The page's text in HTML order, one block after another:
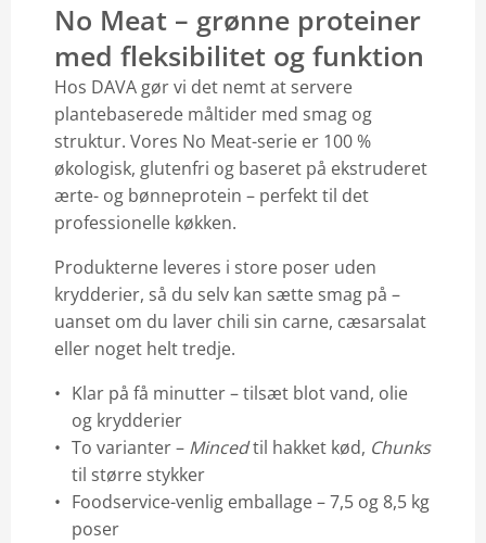
No Meat – grønne proteiner
med fleksibilitet og funktion
Hos DAVA gør vi det nemt at servere
plantebaserede måltider med smag og
struktur. Vores No Meat-serie er 100 %
økologisk, glutenfri og baseret på ekstruderet
ærte- og bønneprotein – perfekt til det
professionelle køkken.
Produkterne leveres i store poser uden
krydderier, så du selv kan sætte smag på –
uanset om du laver chili sin carne, cæsarsalat
eller noget helt tredje.
Klar på få minutter – tilsæt blot vand, olie
og krydderier
To varianter – Mincedtil hakket kød, Chunks
til større stykker
Foodservice-venlig emballage – 7,5 og 8,5 kg
poser